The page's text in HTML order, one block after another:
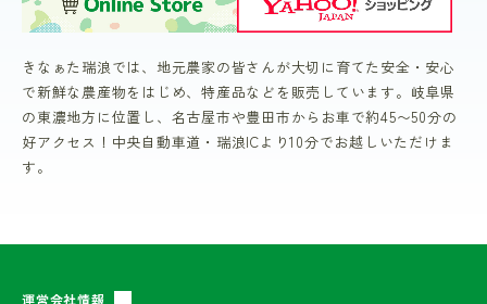
きなぁた瑞浪では、地元農家の皆さんが大切に育てた安全・安心
で新鮮な農産物をはじめ、特産品などを販売しています。岐阜県
の東濃地方に位置し、名古屋市や豊田市からお車で約45〜50分の
好アクセス！中央自動車道・瑞浪ICより10分でお越しいただけま
す。
運営会社情報